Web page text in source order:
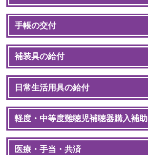
手帳の交付
補装具の給付
日常生活用具の給付
軽度・中等度難聴児補聴器購入補助
医療・手当・共済